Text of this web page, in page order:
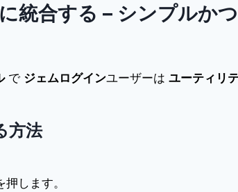
統合する – シンプルかつ
で ジェムログインユーザーは ユーティリ
方法
します。